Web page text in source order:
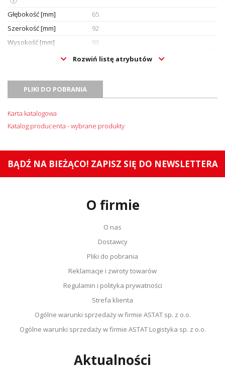
Głębokość [mm]
65
Szerokość [mm]
92
Wysokość [mm]
93
Szyna DIN/G TS35/G32
Rozwiń listę atrybutów
PLIKI DO POBRANIA
Karta katalogowa
Katalog producenta - wybrane produkty
BĄDŹ NA BIEŻĄCO! ZAPISZ SIĘ DO NEWSLETTERA
O firmie
O nas
Dostawcy
Pliki do pobrania
Reklamacje i zwroty towarów
Regulamin i polityka prywatności
Strefa klienta
Ogólne warunki sprzedaży w firmie ASTAT sp. z o.o.
Ogólne warunki sprzedaży w firmie ASTAT Logistyka sp. z o.o.
Aktualności